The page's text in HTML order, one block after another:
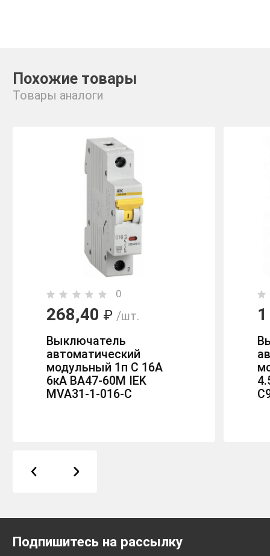
Похожие товары
Товары аналоги
0
268,40 ₽ /шт.
Выключатель
автоматический
модульный 1п C 16А
6кА ВА47-60M IEK
MVA31-1-016-C
Подпишитесь на рассылку